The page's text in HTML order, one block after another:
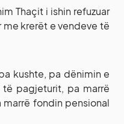
Thaçit i ishin refuzuar
me krerët e vendeve të
kushte, pa dënimin e
pagjeturit, pa marrë
fondin pensional